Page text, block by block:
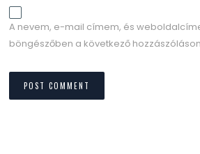
A nevem, e-mail címem, és
böngészőben a következő